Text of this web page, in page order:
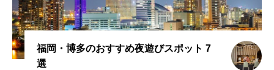
福岡・博多のおすすめ夜遊びスポット 7
選